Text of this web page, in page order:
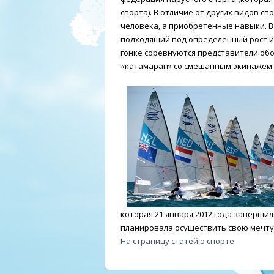
спорта). В отличие от других видов
человека, а приобретенные навыки.
подходящий под определенный рост
гонке соревнуются представители
«катамаран» со смешанным
которая 21 января 2012 года
планировала осуществить свою
На страницу статей о спорте